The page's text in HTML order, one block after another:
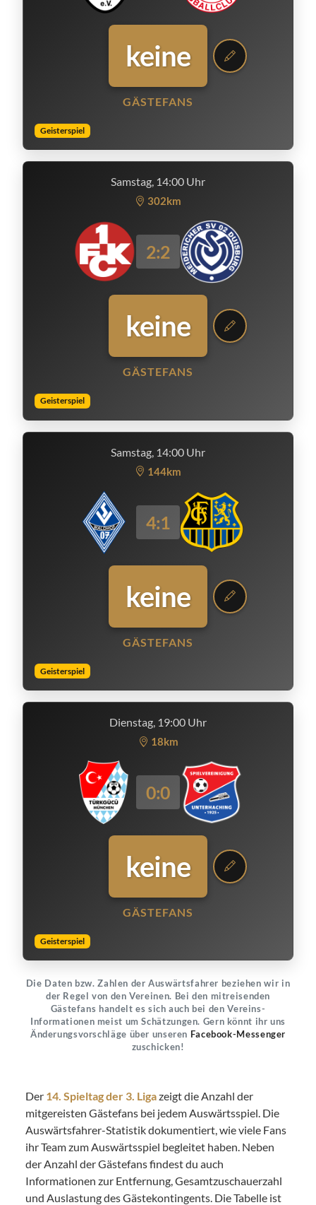
keine
GÄSTEFANS
Geisterspiel
Samstag, 14:00 Uhr
302km
2:2
keine
GÄSTEFANS
Geisterspiel
Samstag, 14:00 Uhr
144km
4:1
keine
GÄSTEFANS
Geisterspiel
Dienstag, 19:00 Uhr
18km
0:0
keine
GÄSTEFANS
Geisterspiel
Die Daten bzw. Zahlen der Auswärtsfahrer beziehen wir in
der Regel von den Vereinen. Bei den mitreisenden
Gästefans handelt es sich auch bei den Vereins-
Informationen meist um Schätzungen. Gern könnt ihr uns
Änderungsvorschläge über unseren Facebook-Messenger
zuschicken!
Der 14. Spieltag der 3. Ligazeigt die Anzahl der
mitgereisten Gästefans bei jedem Auswärtsspiel. Die
Auswärtsfahrer-Statistik dokumentiert, wie viele Fans
ihr Team zum Auswärtsspiel begleitet haben. Neben
der Anzahl der Gästefans findest du auch
Informationen zur Entfernung, Gesamtzuschauerzahl
und Auslastung des Gästekontingents. Die Tabelle ist